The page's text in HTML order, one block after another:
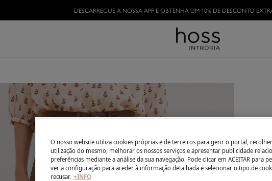
TORNE-SE HOSSLOVERE APROVEITE AS VANTAGENS
O nosso website utiliza cookies próprias e de terceiros para gerir o portal,
utilização do mesmo, melhorar os nossos serviços e apresentar publicidade
preferências mediante a análise da sua navegação. Pode clicar em ACEITAR para
ver a configuração para aceder à informação detalhada e selecionar o tipo de
recusar. +INFO